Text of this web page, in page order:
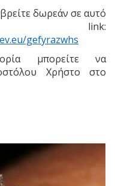
δωρεάν σε αυτό
gefyrazwhs
μπορείτε να
Χρήστο στο